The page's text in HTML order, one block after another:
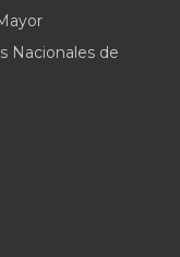
Nacionales de